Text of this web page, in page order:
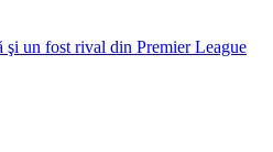
şi un fost rival din Premier League